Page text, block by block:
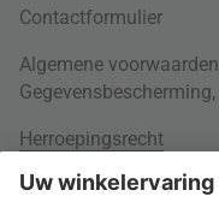
Contactformulier
Algemene voorwaarden
Gegevensbescherming,
Herroepingsrecht
Rondom je bestelling